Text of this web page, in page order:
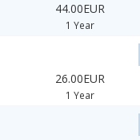
44.00EUR
1 Year
26.00EUR
1 Year